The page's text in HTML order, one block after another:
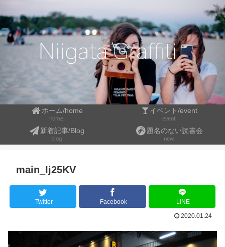
ホーム/home
home
イベント/event
event
新着記事/Blog
blog
題名のない読書会
new
main_Ij25KV
Twitter Facebook
LINE
2020.01.24